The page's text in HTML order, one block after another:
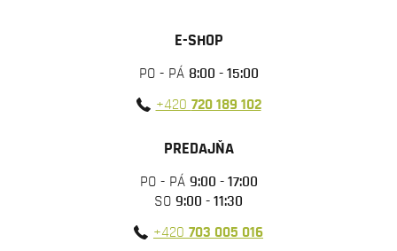
E-SHOP
PO - PÁ 8:00 - 15:00
+420 720 189 102
PREDAJŇA
PO - PÁ 9:00 - 17:00
SO 9:00 - 11:30
+420 703 005 016